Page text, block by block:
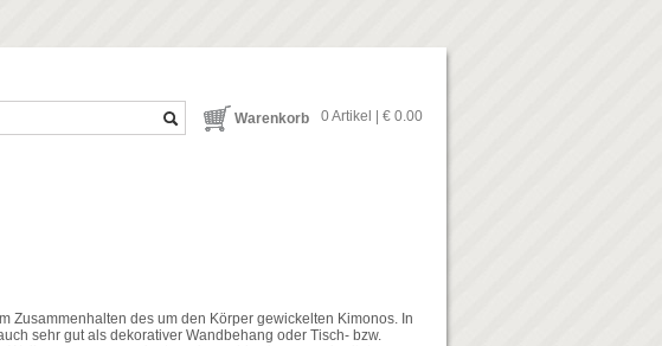
Warenkorb 0 Artikel | € 0.00
Zusammenhalten des um den Körper gewickelten Kimonos. In
sehr gut als dekorativer Wandbehang oder Tisch- bzw.